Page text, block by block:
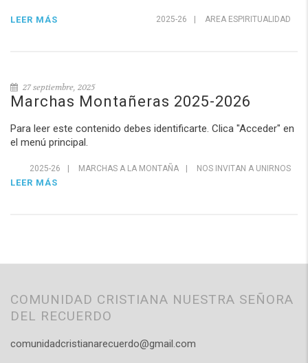
2025-26 AREA ESPIRITUALIDAD
LEER MÁS
27 septiembre, 2025
Marchas Montañeras 2025-2026
Para leer este contenido debes identificarte. Clica "Acceder" en
el menú principal.
2025-26 MARCHAS A LA MONTAÑA NOS INVITAN A UNIRNOS
LEER MÁS
COMUNIDAD CRISTIANA NUESTRA SEÑORA
DEL RECUERDO
comunidadcristianarecuerdo@gmail.com